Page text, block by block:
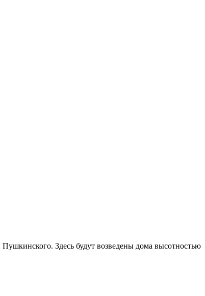
Здесь будут возведены дома высотностью